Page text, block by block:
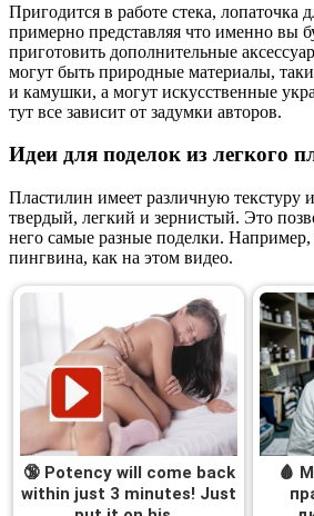
Пригодится в работе стека, лопаточка
примерно представляя что именно вы
приготовить дополнительные
могут быть природные материалы,
и камушки, а могут искусственные
тут все зависит от задумки авторов.
Идеи для поделок из легкого
Пластилин имеет различную текстуру
твердый, легкий и зернистый. Это
него самые разные поделки. Например,
пингвина, как на этом видео.
🔞 Potency will come back
within just 3 minutes! Just
🩸